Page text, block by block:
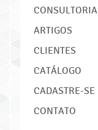
CONSULTORIA
ARTIGOS
CLIENTES
CATÁLOGO
CADASTRE-SE
CONTATO